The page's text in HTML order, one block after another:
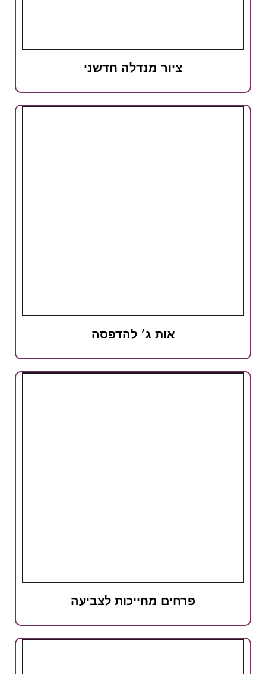
ציור מנדלה חדשני
אות ג׳ להדפסה
פרחים מחייכות לצביעה